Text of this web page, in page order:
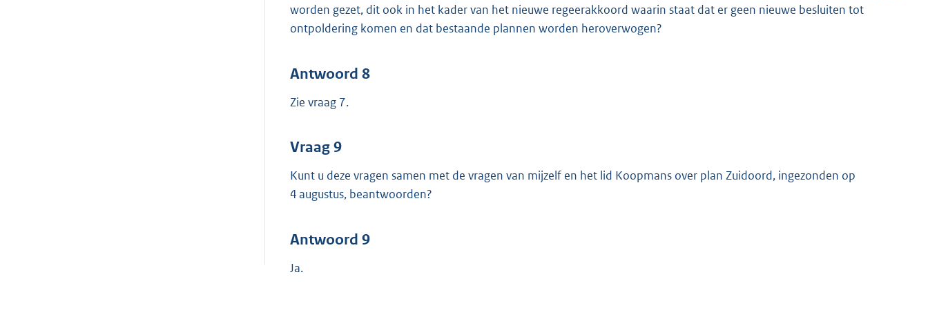
worden gezet, dit ook in het kader van het nieuwe regeerakkoord waarin staat dat er geen nieuwe besluiten tot
ontpoldering komen en dat bestaande plannen worden heroverwogen?
Antwoord 8
Zie vraag 7.
Vraag 9
Kunt u deze vragen samen met de vragen van mijzelf en het lid Koopmans over plan Zuidoord, ingezonden op
4 augustus, beantwoorden?
Antwoord 9
Ja.